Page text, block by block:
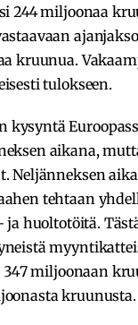
244 miljoonaa
kruunua.
tulokseen.
kysyntä
aikana,
Neljänneksen
tehtaan
huoltotöitä.
miljoonaan
kruunusta.